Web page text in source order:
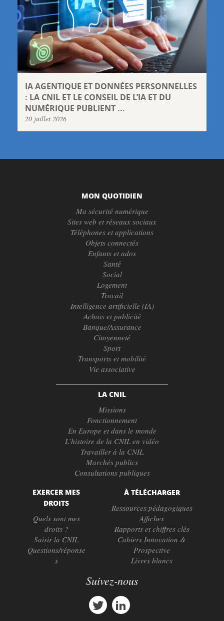
IA AGENTIQUE ET DONNÉES PERSONNELLES
: LA CNIL ET LE CONSEIL DE L’IA ET DU
NUMÉRIQUE PUBLIENT ...
20 juillet 2026
MON QUOTIDIEN
Ma sécurité numérique
Sites web et réseaux sociaux
Téléphones et applications
Objets connectés
Enfants et ados
Santé
Social
Logement
Travail
Intelligence artificielle (IA)
Achats et publicité
Banque/Assurance
Citoyenneté
Sport
Transports et mobilité
Vie associative
LA CNIL
Missions
Fonctionnement
En Europe et dans le monde
L’histoire de la CNIL en vidéo
Travailler à la CNIL
Marchés publics
Consultations publiques
EXERCER MES
DROITS
Quels sont mes
droits ?
Saisir la CNIL
Questions/réponse
s
À TÉLÉCHARGER
Ressources pédagogiques
Affiches
Rapports et chiffres clés
Cahiers Innovation &
Prospective
Livres blancs
Suivez-nous